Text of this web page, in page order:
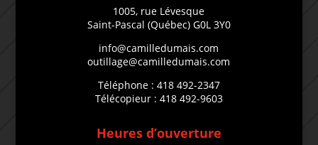
1005, rue Lévesque
Saint-Pascal (Québec) G0L 3Y0
info@camilledumais.com
outillage@camilledumais.com
Téléphone : 418 492-2347
Télécopieur : 418 492-9603
Heures d’ouverture